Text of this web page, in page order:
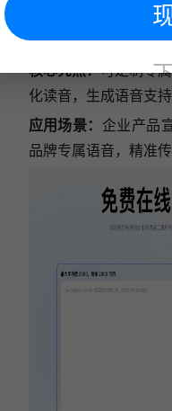
支持多语种合成及
景。
核心亮点：可定制专
化读音，生成语音支
应用场景： 企业产品
品牌专属语音，精准